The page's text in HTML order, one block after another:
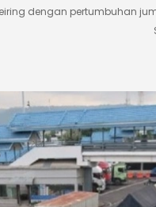
dengan pertumbuhan